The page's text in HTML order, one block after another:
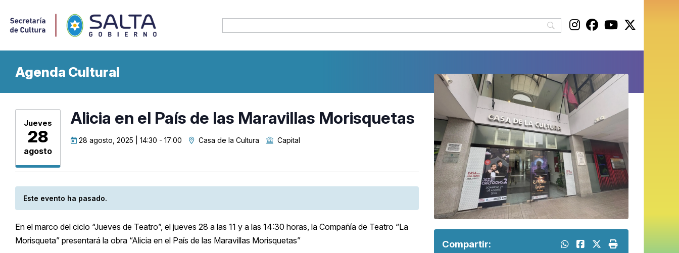
Agenda Cultural
Jueves
28
agosto
Alicia en el País de las Maravillas Morisquetas
28 agosto, 2025 | 14:30 - 17:00 Casa de la Cultura Capital
Este evento ha pasado.
En el marco del ciclo “Jueves de Teatro”, el jueves 28 a las 11 y a las 14:30 horas, la Compañía de Teatro “La
Morisqueta” presentará la obra “Alicia en el País de las Maravillas Morisquetas”
Compartir: